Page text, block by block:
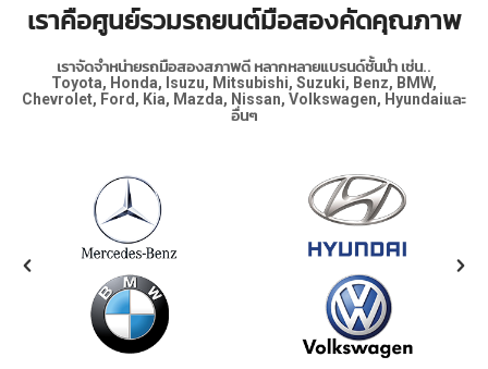
เราคือศูนย์รวมรถยนต์มือสองคัดคุณภาพ
เราจัดจำหน่ายรถมือสองสภาพดี หลากหลายแบรนด์ชั้นนำ เช่น..
Toyota, Honda, Isuzu, Mitsubishi, Suzuki, Benz, BMW,
Chevrolet, Ford, Kia, Mazda, Nissan, Volkswagen, Hyundaiและ
อื่นๆ